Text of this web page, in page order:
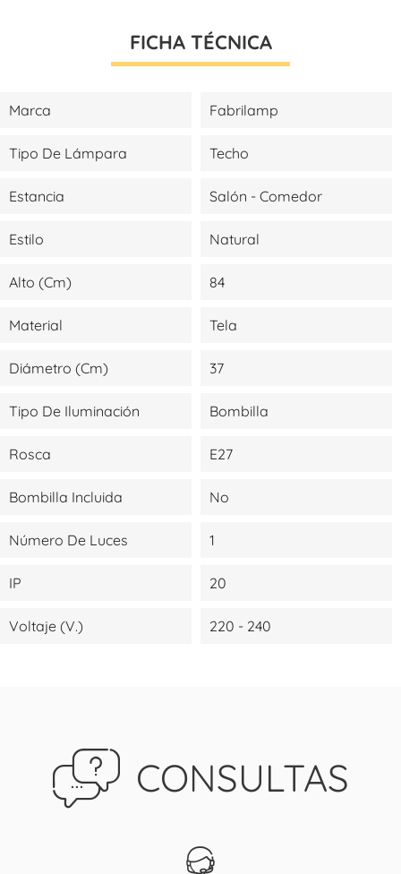
FICHA TÉCNICA
Marca Fabrilamp
Tipo De Lámpara Techo
Estancia Salón - Comedor
Estilo Natural
Alto (cm) 84
Material Tela
Diámetro (cm) 37
Tipo De Iluminación Bombilla
Rosca E27
Bombilla Incluida No
Número De Luces 1
IP 20
Voltaje (V.) 220 - 240
CONSULTAS